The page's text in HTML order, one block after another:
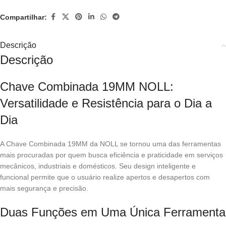
Compartilhar:
Descrição
Descrição
Chave Combinada 19MM NOLL:
Versatilidade e Resistência para o Dia a
Dia
A Chave Combinada 19MM da NOLL se tornou uma das ferramentas
mais procuradas por quem busca eficiência e praticidade em serviços
mecânicos, industriais e domésticos. Seu design inteligente e
funcional permite que o usuário realize apertos e desapertos com
mais segurança e precisão.
Duas Funções em Uma Única Ferramenta